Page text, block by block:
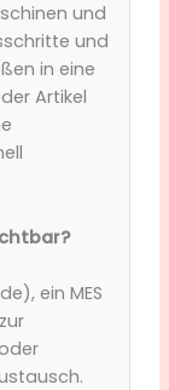
und
und
in eine
Artikel
ein MES